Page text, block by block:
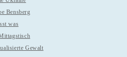
Bensberg
was
Gewalt